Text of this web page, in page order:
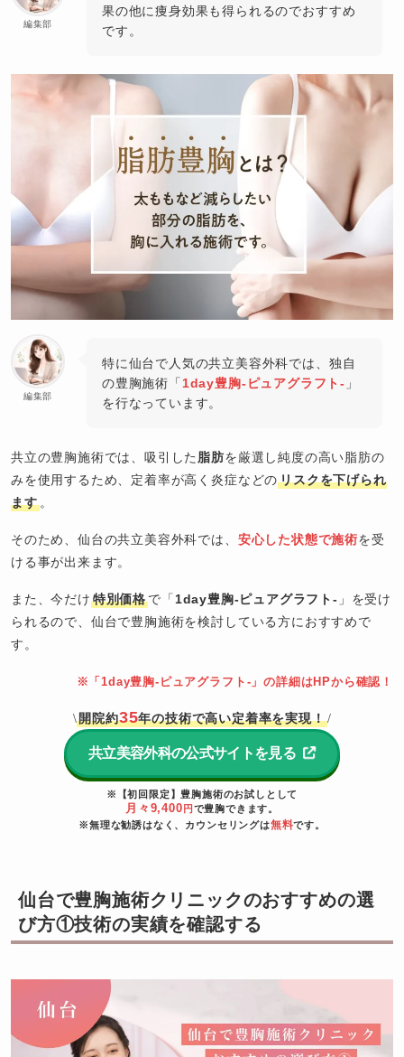
編集部
果の他に痩身効果も得られるのでおすすめ
です。
編集部
特に仙台で人気の共立美容外科では、独自
の豊胸施術「 1day豊胸-ピュアグラフト- 」
を行なっています。
共立の豊胸施術では、吸引した 脂肪を厳選し純度の高い脂肪の
みを使用するため、定着率が高く炎症などのリスクを下げられ
ます。
そのため、仙台の共立美容外科では、 安心した状態で施術を受
ける事が出来ます。
また、今だけ 特別価格で「 1day豊胸-ピュアグラフト- 」を受け
られるので、仙台で豊胸施術を検討している方におすすめで
す。
※「1day豊胸-ピュアグラフト-」の詳細はHPから確認！
\開院約35年の技術で高い定着率を実現！/
共立美容外科の公式サイトを見る
※【初回限定】豊胸施術のお試しとして
月々9,400 円 で豊胸できます。
※無理な勧誘はなく、カウンセリングは無料です。
仙台で豊胸施術クリニックのおすすめの選
び方①技術の実績を確認する